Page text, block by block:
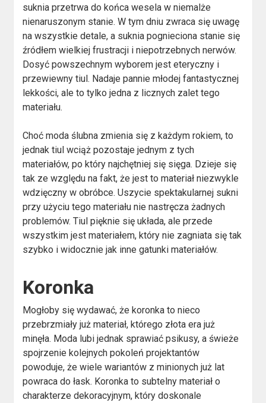
suknia przetrwa do końca wesela w niemalże
nienaruszonym stanie. W tym dniu zwraca się uwagę
na wszystkie detale, a suknia pognieciona stanie się
źródłem wielkiej frustracji i niepotrzebnych nerwów.
Dosyć powszechnym wyborem jest eteryczny i
przewiewny tiul. Nadaje pannie młodej fantastycznej
lekkości, ale to tylko jedna z licznych zalet tego
materiału.
Choć moda ślubna zmienia się z każdym rokiem, to
jednak tiul wciąż pozostaje jednym z tych
materiałów, po który najchętniej się sięga. Dzieje się
tak ze względu na fakt, że jest to materiał niezwykle
wdzięczny w obróbce. Uszycie spektakularnej sukni
przy użyciu tego materiału nie nastręcza żadnych
problemów. Tiul pięknie się układa, ale przede
wszystkim jest materiałem, który nie zagniata się tak
szybko i widocznie jak inne gatunki materiałów.
Koronka
Mogłoby się wydawać, że koronka to nieco
przebrzmiały już materiał, którego złota era już
minęła. Moda lubi jednak sprawiać psikusy, a świeże
spojrzenie kolejnych pokoleń projektantów
powoduje, że wiele wariantów z minionych już lat
powraca do łask. Koronka to subtelny materiał o
charakterze dekoracyjnym, który doskonale